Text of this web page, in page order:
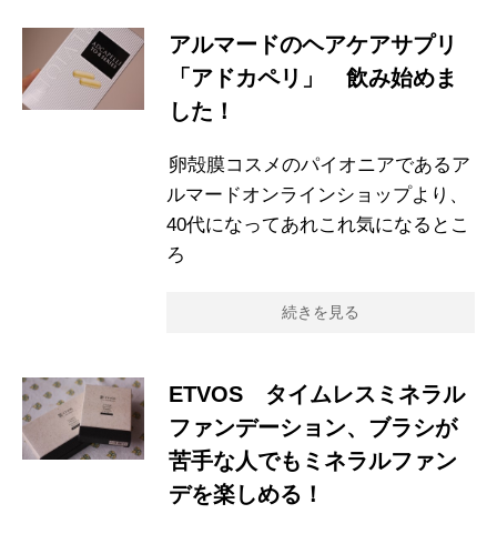
アルマードのヘアケアサプリ
「アドカペリ」 飲み始めま
した！
卵殻膜コスメのパイオニアであるア
ルマードオンラインショップより、
40代になってあれこれ気になるとこ
ろ
続きを見る
ETVOS タイムレスミネラル
ファンデーション、ブラシが
苦手な人でもミネラルファン
デを楽しめる！